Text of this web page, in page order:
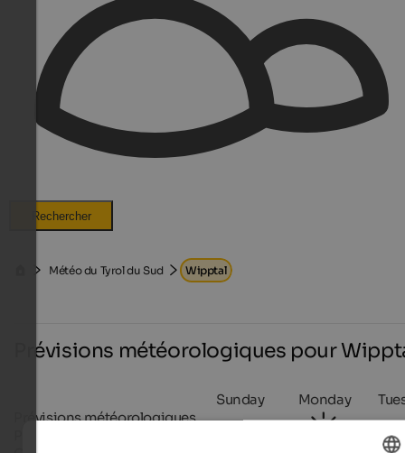
Rechercher
Météo du Tyrol du Sud Wipptal
Prévisions météorologiques pour
Prévisions météorologiques
Sunday Monday